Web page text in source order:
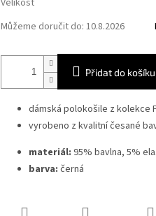
Velikost
Můžeme doručit do: 10.8.2026
Přidat do košíku
dámská polokošile z kolekce
vyrobeno z kvalitní česané
materiál: 95% bavlna, 5%
barva: černá